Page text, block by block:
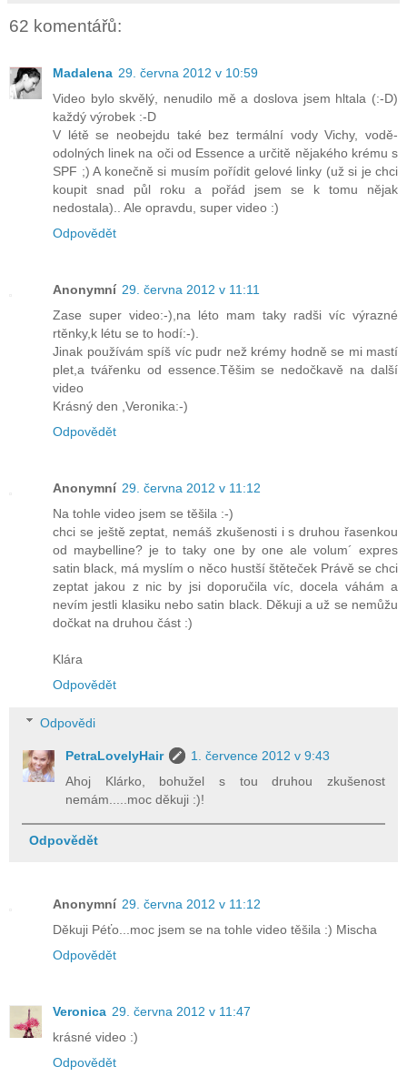
62 komentářů:
Madalena 29. června 2012 v 10:59
Video bylo skvělý, nenudilo mě a doslova jsem hltala (:-D)
každý výrobek :-D
V létě se neobejdu také bez termální vody Vichy, vodě-
odolných linek na oči od Essence a určitě nějakého krému s
SPF ;) A konečně si musím pořídit gelové linky (už si je chci
koupit snad půl roku a pořád jsem se k tomu nějak
nedostala).. Ale opravdu, super video :)
Odpovědět
Anonymní 29. června 2012 v 11:11
Zase super video:-),na léto mam taky radši víc výrazné
rtěnky,k létu se to hodí:-).
Jinak používám spíš víc pudr než krémy hodně se mi mastí
plet,a tvářenku od essence.Těšim se nedočkavě na další
video
Krásný den ,Veronika:-)
Odpovědět
Anonymní 29. června 2012 v 11:12
Na tohle video jsem se těšila :-)
chci se ještě zeptat, nemáš zkušenosti i s druhou řasenkou
od maybelline? je to taky one by one ale volum´ expres
satin black, má myslím o něco hustší štěteček Právě se chci
zeptat jakou z nic by jsi doporučila víc, docela váhám a
nevím jestli klasiku nebo satin black. Děkuji a už se nemůžu
dočkat na druhou část :)
Klára
Odpovědět
Odpovědi
PetraLovelyHair
1. července 2012 v 9:43
Ahoj Klárko, bohužel s tou druhou zkušenost
nemám.....moc děkuji :)!
Odpovědět
Anonymní 29. června 2012 v 11:12
Děkuji Péťo...moc jsem se na tohle video těšila :) Mischa
Odpovědět
Veronica 29. června 2012 v 11:47
krásné video :)
Odpovědět